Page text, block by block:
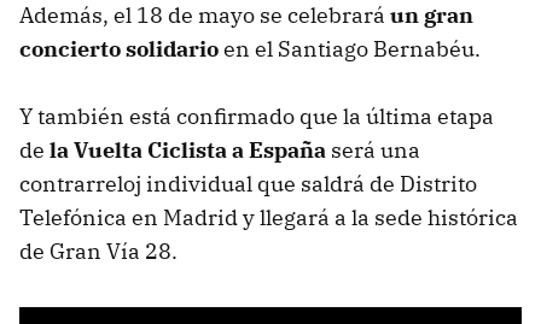
Además, el 18 de mayo se celebrará un gran
concierto solidarioen el Santiago Bernabéu.
Y también está confirmado que la última etapa
de la Vuelta Ciclista a España será una
contrarreloj individual que saldrá de Distrito
Telefónica en Madrid y llegará a la sede histórica
de Gran Vía 28.